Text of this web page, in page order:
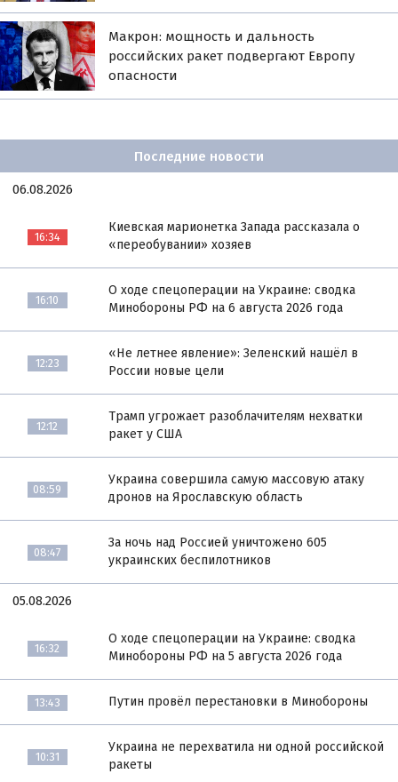
Макрон: мощность и дальность
российских ракет подвергают Европу
опасности
Последние новости
06.08.2026
16:34
Киевская марионетка Запада рассказала о
«переобувании» хозяев
16:10
О ходе спецоперации на Украине: сводка
Минобороны РФ на 6 августа 2026 года
12:23
«Не летнее явление»: Зеленский нашёл в
России новые цели
12:12
Трамп угрожает разоблачителям нехватки
ракет у США
08:59
Украина совершила самую массовую атаку
дронов на Ярославскую область
08:47
За ночь над Россией уничтожено 605
украинских беспилотников
05.08.2026
16:32
О ходе спецоперации на Украине: сводка
Минобороны РФ на 5 августа 2026 года
13:43 Путин провёл перестановки в Минобороны
10:31
Украина не перехватила ни одной российской
ракеты